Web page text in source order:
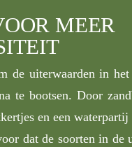
MEER
de uiterwaarden in
te bootsen. Door
en een waterpartij
dat de soorten in de